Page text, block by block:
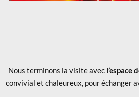
Nous terminons la visite avec l’espace
convivial et chaleureux, pour échanger